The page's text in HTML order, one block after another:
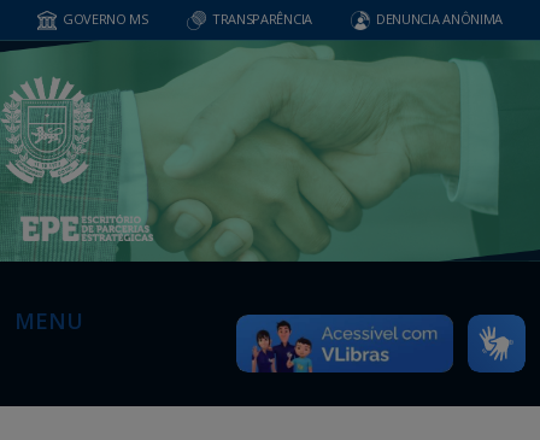
GOVERNO MS TRANSPARÊNCIA DENUNCIA ANÔNIMA
MENU